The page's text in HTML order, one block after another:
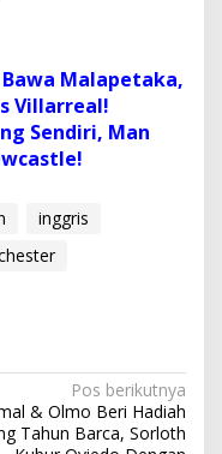
Malapetaka,
Villarreal!
Sendiri, Man
inggris
Pos berikutnya
& Olmo Beri Hadiah
Tahun Barca, Sorloth